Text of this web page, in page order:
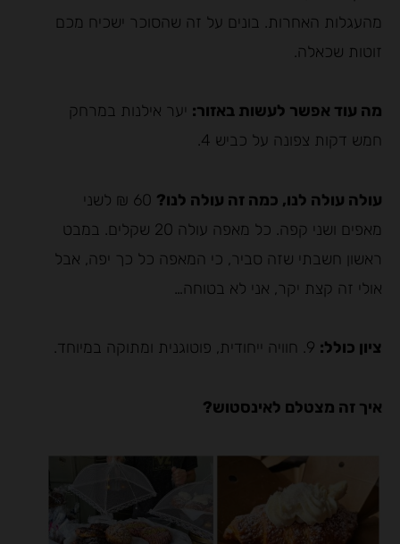
מהעגלות האחרות. בונים על זה שהסוכר ישכיח מכם
זוטות שכאלה.
מה עוד אפשר לעשות באזור: יער אילנות במרחק
חמש דקות צפונה על כביש 4.
עולה עולה לנו, כמה זה עולה לנו?
60 ₪ לשני
מאפים ושני קפה. כל מאפה עולה 20 שקלים. במבט
ראשון חשבתי שזה סביר, כי המאפה כל כך יפה, אבל
אולי זה קצת יקר, אני לא בטוחה…
ציון כולל:
איך זה מצטלם לאינסטוש?